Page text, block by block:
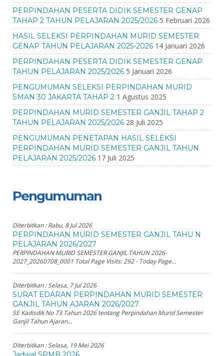
PERPINDAHAN PESERTA DIDIK SEMESTER GENAP
TAHAP 2 TAHUN PELAJARAN 2025/2026 5 Februari 2026
HASIL SELEKSI PERPINDAHAN MURID SEMESTER
GENAP TAHUN PELAJARAN 2025-2026 14 Januari 2026
PERPINDAHAN PESERTA DIDIK SEMESTER GENAP
TAHUN PELAJARAN 2025/2026 5 Januari 2026
PENGUMUMAN SELEKSI PERPINDAHAN MURID
SMAN 30 JAKARTA TAHAP 2 1 Agustus 2025
PERPINDAHAN MURID SEMESTER GANJIL TAHAP 2
TAHUN PELAJARAN 2025/2026 28 Juli 2025
PENGUMUMAN PENETAPAN HASIL SELEKSI
PERPINDAHAN MURID SEMESTER GANJIL TAHUN
PELAJARAN 2025/2026 17 Juli 2025
Pengumuman
Diterbitkan :Rabu, 8 Jul 2026
PERPINDAHAN MURID SEMESTER GANJIL TAHU N
PELAJARAN 2026/2027
PERPINDAHAN MURID SEMESTER GANJIL TAHUN 2026-
2027_20260708_0001 Total Page Visits: 292 - Today Page...
Diterbitkan :Selasa, 7 Jul 2026
SURAT EDARAN PERPINDAHAN MURID SEMESTER
GANJIL TAHUN AJARAN 2026/2027
SE Kadisdik No 73 Tahun 2026 tentang Perpindahan Murid Semester
Ganjil Tahun Ajaran...
Diterbitkan :Selasa, 19 Mei 2026